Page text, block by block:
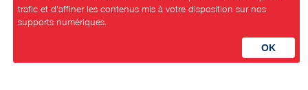
trafic et d’affiner les contenus mis à votre disposition sur nos
supports numériques.